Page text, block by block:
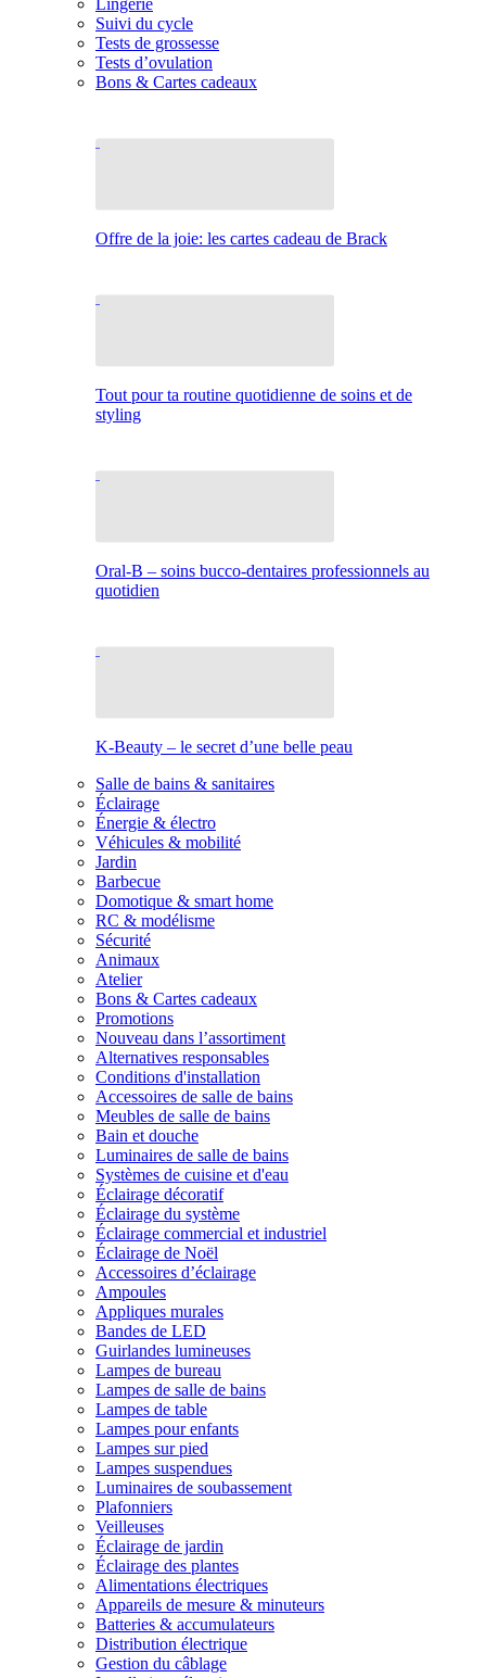
Lingerie
Suivi du cycle
Tests de grossesse
Tests d’ovulation
Bons & Cartes cadeaux
Offre de la joie: les cartes cadeau de Brack
Tout pour ta routine quotidienne de soins et de
styling
Oral-B – soins bucco-dentaires professionnels au
quotidien
K-Beauty – le secret d’une belle peau
Salle de bains & sanitaires
Éclairage
Énergie & électro
Véhicules & mobilité
Jardin
Barbecue
Domotique & smart home
RC & modélisme
Sécurité
Animaux
Atelier
Bons & Cartes cadeaux
Promotions
Nouveau dans l’assortiment
Alternatives responsables
Conditions d'installation
Accessoires de salle de bains
Meubles de salle de bains
Bain et douche
Luminaires de salle de bains
Systèmes de cuisine et d'eau
Éclairage décoratif
Éclairage du système
Éclairage commercial et industriel
Éclairage de Noël
Accessoires d’éclairage
Ampoules
Appliques murales
Bandes de LED
Guirlandes lumineuses
Lampes de bureau
Lampes de salle de bains
Lampes de table
Lampes pour enfants
Lampes sur pied
Lampes suspendues
Luminaires de soubassement
Plafonniers
Veilleuses
Éclairage de jardin
Éclairage des plantes
Alimentations électriques
Appareils de mesure & minuteurs
Batteries & accumulateurs
Distribution électrique
Gestion du câblage